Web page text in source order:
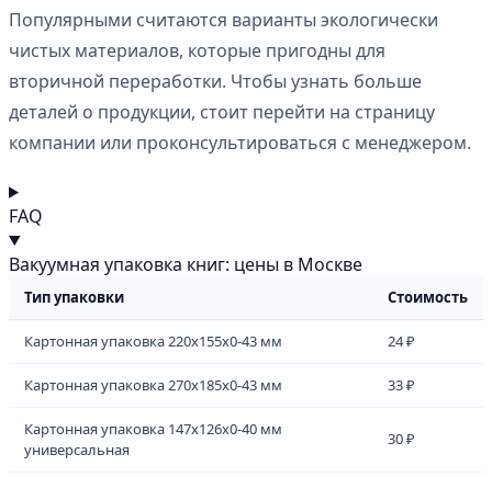
Популярными считаются варианты экологически
чистых материалов, которые пригодны для
вторичной переработки. Чтобы узнать больше
деталей о продукции, стоит перейти на страницу
компании или проконсультироваться с менеджером.
FAQ
Вакуумная упаковка книг: цены в Москве
Тип упаковки Стоимость
Картонная упаковка 220х155х0-43 мм 24 ₽
Картонная упаковка 270х185х0-43 мм 33 ₽
Картонная упаковка 147х126х0-40 мм
универсальная
30 ₽